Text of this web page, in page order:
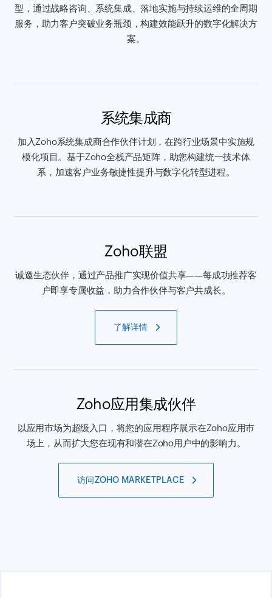
型，通过战略咨询、系统集成、落地实施与持续运维的全周期
服务，助力客户突破业务瓶颈，构建效能跃升的数字化解决方
案。
系统集成商
加入Zoho系统集成商合作伙伴计划，在跨行业场景中实施规
模化项目。基于Zoho全栈产品矩阵，助您构建统一技术体
系，加速客户业务敏捷性提升与数字化转型进程。
Zoho联盟
诚邀生态伙伴，通过产品推广实现价值共享——每成功推荐客
户即享专属收益，助力合作伙伴与客户共成长。
了解详情
Zoho应用集成伙伴
以应用市场为超级入口，将您的应用程序展示在Zoho应用市
场上，从而扩大您在现有和潜在Zoho用户中的影响力。
访问ZOHO MARKETPLACE